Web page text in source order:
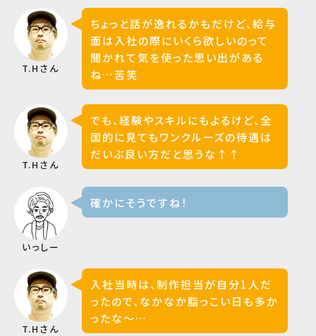
T.Hさん
ちょっと話が逸れるかもだけど、給与
面は入社の際にいくら欲しいのって
聞かれて気を使った思い出がある
ね…苦笑
T.Hさん
でも、経験やスキルにもよるけど、全
国的に見てもワンクルーズの待遇は
だいぶ良い方だと思うな↑↑
いっしー
確かにそうですね！
T.Hさん
入社当時は、制作担当が自分1人だ
ったので、なかなか脂っこい日も多か
ったな〜…